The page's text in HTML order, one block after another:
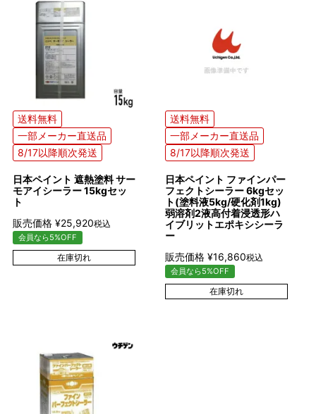
送料無料
一部メーカー直送品
8/17以降順次発送
日本ペイント 遮熱塗料 サー
モアイシーラー 15kgセッ
ト
販売価格 ¥25,920税込
会員なら5%OFF
在庫切れ
送料無料
一部メーカー直送品
8/17以降順次発送
日本ペイント ファインパー
フェクトシーラー 6kgセッ
ト(塗料液5kg/硬化剤1kg)
弱溶剤2液高付着浸透形ハ
イブリットエポキシシーラ
ー
販売価格 ¥16,860税込
会員なら5%OFF
在庫切れ